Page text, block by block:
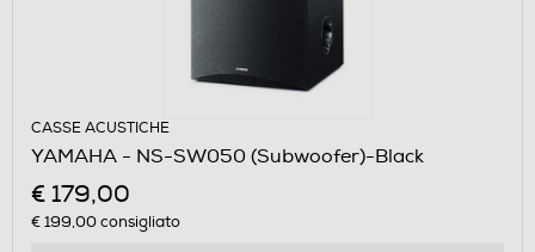
CASSE ACUSTICHE
YAMAHA - NS-SW050 (Subwoofer)-Black
€ 179,00
€ 199,00consigliato